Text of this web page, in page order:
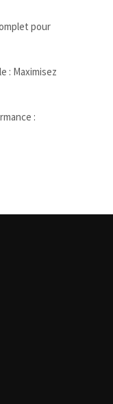
pour
: Maximisez
: